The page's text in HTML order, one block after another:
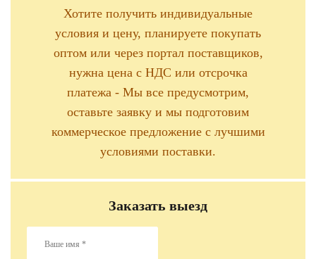
Хотите получить индивидуальные
условия и цену, планируете покупать
оптом или через портал поставщиков,
нужна цена с НДС или отсрочка
платежа - Мы все предусмотрим,
оставьте заявку и мы подготовим
коммерческое предложение с лучшими
условиями поставки.
Заказать выезд